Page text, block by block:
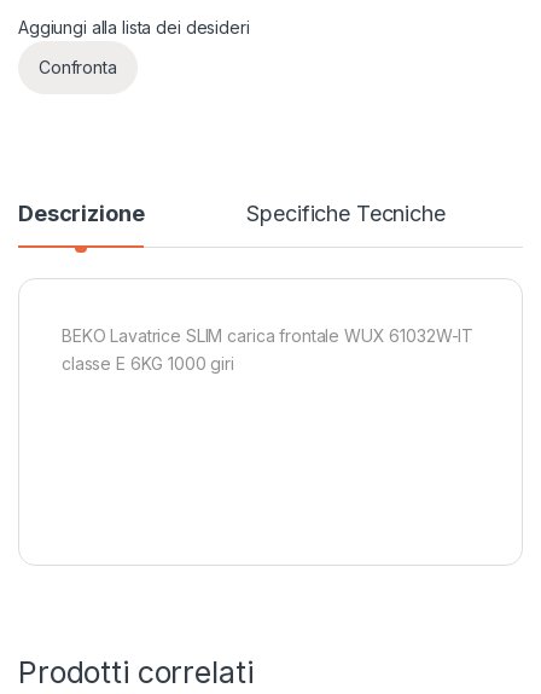
Aggiungi alla lista dei desideri
Confronta
Descrizione Specifiche Tecniche
BEKO Lavatrice SLIM carica frontale WUX 61032W-IT
classe E 6KG 1000 giri
Prodotti correlati